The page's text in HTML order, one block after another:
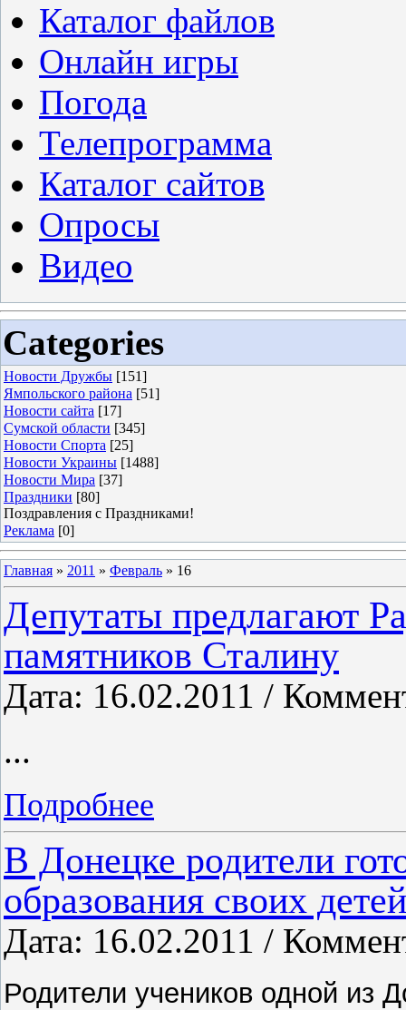
Каталог файлов
Онлайн игры
Погода
Телепрограмма
Каталог сайтов
Опросы
Видео
Categories
Новости Дружбы [151]
Ямпольского района [51]
Новости сайта [17]
Сумской области [345]
Новости Спорта [25]
Новости Украины [1488]
Новости Мира [37]
Праздники [80]
Поздравления с Праздниками!
Реклама [0]
Главная » 2011 » Февраль » 16
Депутаты предлагают
памятников Сталину
Дата: 16.02.2011 /
...
Подробнее
В Донецке родители
образования своих детей
Дата: 16.02.2011 /
Родители учеников одной из